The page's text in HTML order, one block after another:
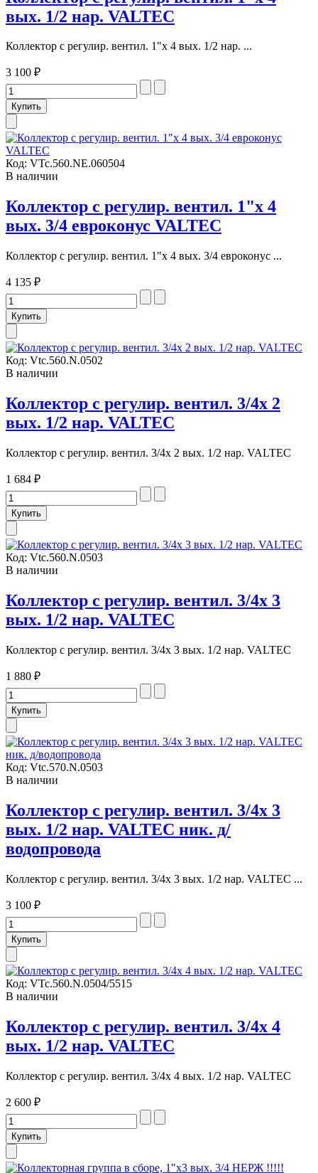
вых. 1/2 нар. VALTEC
Коллектор с регулир. вентил. 1"х 4 вых. 1/2 нар. ...
3 100 ₽
Код: VTc.560.NE.060504
В наличии
Коллектор с регулир. вентил. 1"х 4
вых. 3/4 евроконус VALTEC
Коллектор с регулир. вентил. 1"х 4 вых. 3/4 евроконус ...
4 135 ₽
Код: Vtc.560.N.0502
В наличии
Коллектор с регулир. вентил. 3/4х 2
вых. 1/2 нар. VALTEC
Коллектор с регулир. вентил. 3/4х 2 вых. 1/2 нар. VALTEC
1 684 ₽
Код: Vtc.560.N.0503
В наличии
Коллектор с регулир. вентил. 3/4х 3
вых. 1/2 нар. VALTEC
Коллектор с регулир. вентил. 3/4х 3 вых. 1/2 нар. VALTEC
1 880 ₽
Код: Vtc.570.N.0503
В наличии
Коллектор с регулир. вентил. 3/4х 3
вых. 1/2 нар. VALTEC ник. д/
водопровода
Коллектор с регулир. вентил. 3/4х 3 вых. 1/2 нар. VALTEC ...
3 100 ₽
Код: VTc.560.N.0504/5515
В наличии
Коллектор с регулир. вентил. 3/4х 4
вых. 1/2 нар. VALTEC
Коллектор с регулир. вентил. 3/4х 4 вых. 1/2 нар. VALTEC
2 600 ₽